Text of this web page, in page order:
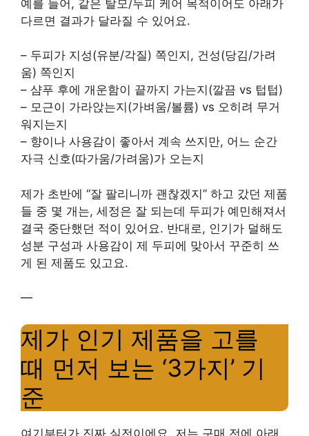
예를 들어, 같은 탈모/두피 케어 목적이어도 아래가
다르면 결과가 달라질 수 있어요.
– 두피가 지성(유분/각질) 쪽인지, 건성(당김/가려
움) 쪽인지
– 샴푸 후에 개운함이 끝까지 가는지(깔끔 vs 텁텁)
– 모근이 가라앉는지(가벼움/볼륨) vs 오히려 무거
워지는지
– 향이나 사용감이 좋아서 계속 쓰지만, 어느 순간
자극 신호(따가움/가려움)가 오는지
제가 초반에 “잘 팔리니까 괜찮겠지” 하고 갔던 제품
들 중 몇 개는, 세정은 잘 되는데 두피가 예민해져서
결국 중단했던 적이 있어요. 반대로, 인기가 덜해도
성분 구성과 사용감이 제 두피에 맞아서 꾸준히 쓰
게 된 제품도 있고요.
—
제가 인기 제품을 고를
때 먼저 보는 ‘3가지’ 기
준
여기부터가 진짜 실전이에요. 저는 구매 전에 아래